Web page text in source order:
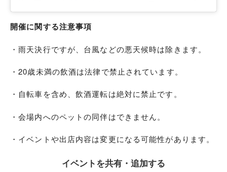
開催に関する注意事項
・雨天決行ですが、台風などの悪天候時は除きます。
・20歳未満の飲酒は法律で禁止されています。
・自転車を含め、飲酒運転は絶対に禁止です。
・会場内へのペットの同伴はできません。
・イベントや出店内容は変更になる可能性があります。
イベントを共有・追加する